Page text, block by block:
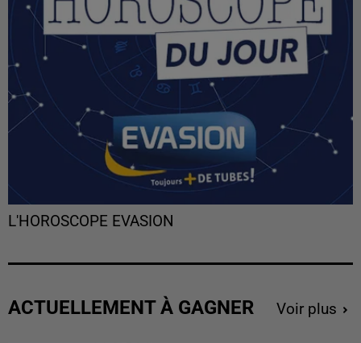
L'HOROSCOPE EVASION
ACTUELLEMENT À GAGNER Voir plus